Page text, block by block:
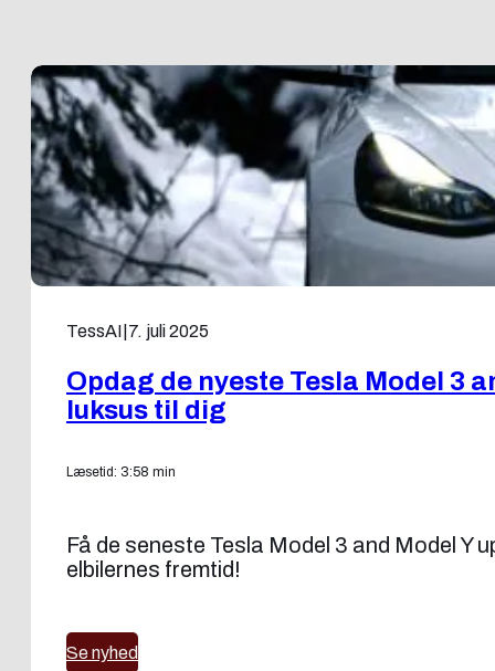
TessAI 7. juli 2025
Opdag de nyeste Tesla Model 3
luksus til dig
Læsetid: 3:58 min
Få de seneste Tesla Model 3 and Model
elbilernes fremtid!
Se nyhed